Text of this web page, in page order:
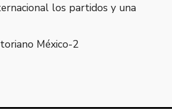
los partidos y una
México-2